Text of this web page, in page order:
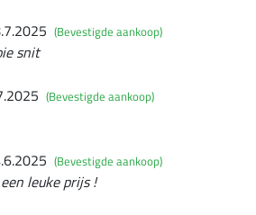
(Bevestigde aankoop)
snit
(Bevestigde aankoop)
(Bevestigde aankoop)
leuke prijs !